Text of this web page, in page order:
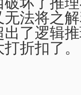
无法将之
了逻辑
折扣了。